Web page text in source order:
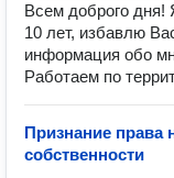
Всем доброго дня!
10 лет, избавлю
информация обо
Работаем по
Признание права
собственности